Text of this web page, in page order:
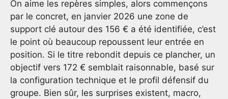
On aime les repères simples, alors commençons
par le concret, en janvier 2026 une zone de
support clé autour des 156 € a été identifiée, c’est
le point où beaucoup repoussent leur entrée en
position. Si le titre rebondit depuis ce plancher, un
objectif vers 172 € semblait raisonnable, basé sur
la configuration technique et le profil défensif du
groupe. Bien sûr, les surprises existent, macro,